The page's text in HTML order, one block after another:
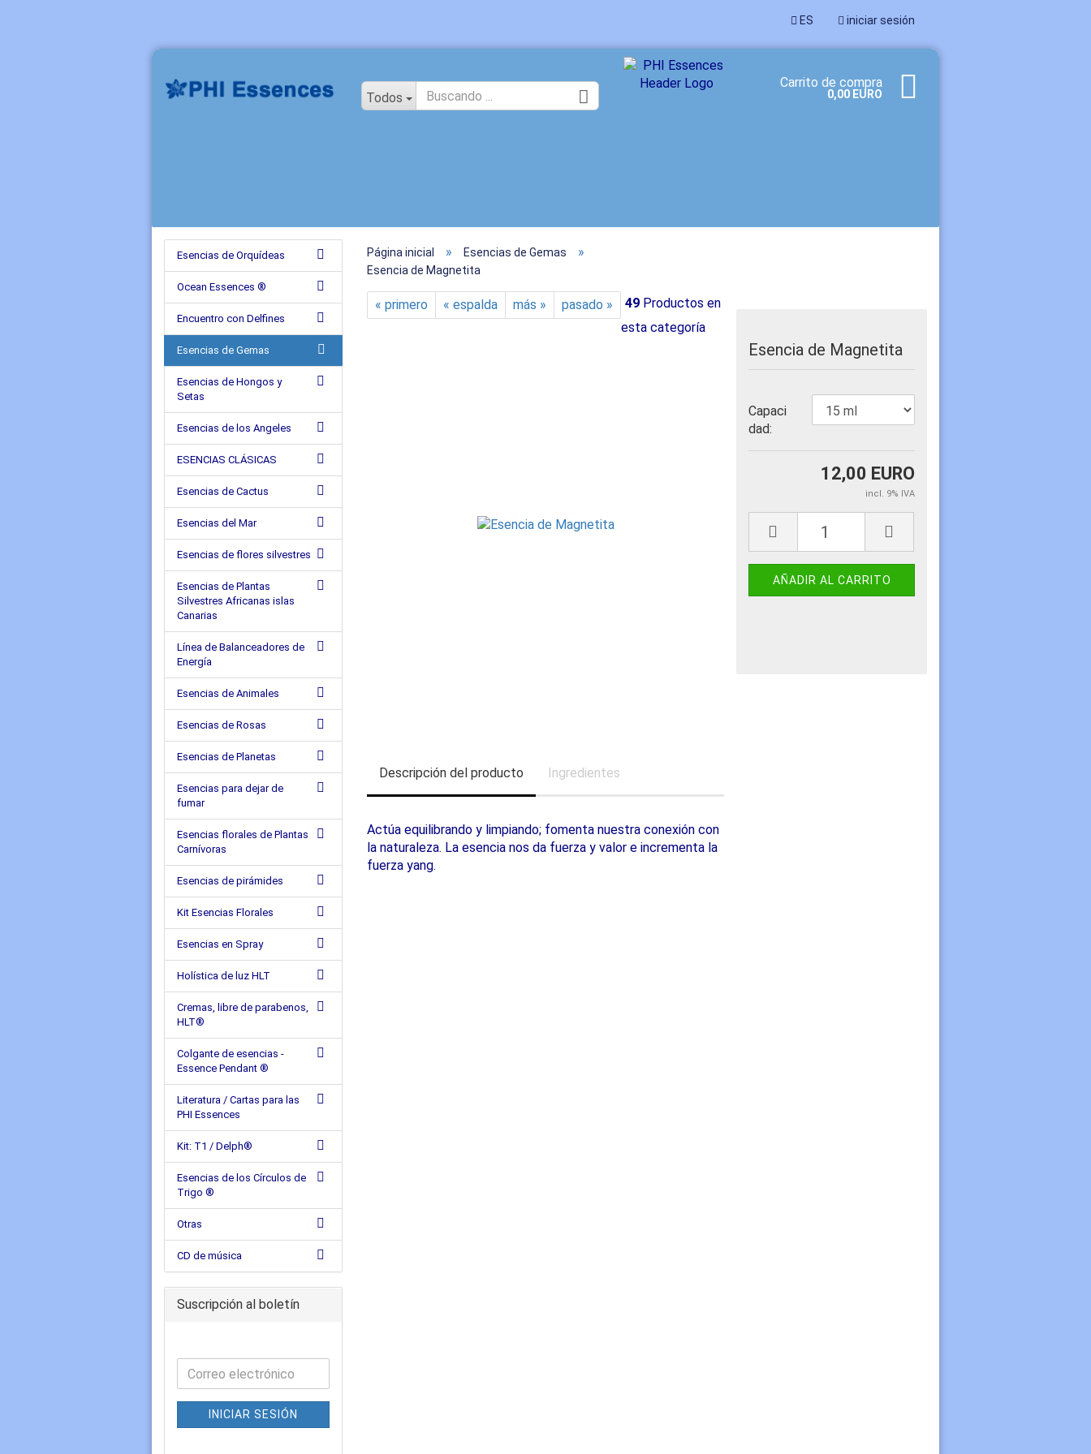
ES
idioma
iniciar sesión
Todos
Carrito de compra
0,00 EURO
Página inicial » Esencias de Gemas »
Esencia de Magnetita
« primero « espalda más » pasado » 49 Productos en
esta categoría
Esencia de Magnetita
Capaci
dad:
12,00 EURO
incl. 9% IVA
Descripción del producto Ingredientes
Actúa equilibrando y limpiando; fomenta nuestra conexión con
la naturaleza. La esencia nos da fuerza y valor e incrementa la
fuerza yang.
Esencias de Orquídeas
Ocean Essences ®
Encuentro con Delfines
Esencias de Gemas
Esencias de Hongos y
Setas
Esencias de los Angeles
ESENCIAS CLÁSICAS
Esencias de Cactus
Esencias del Mar
Esencias de flores silvestres
Esencias de Plantas
Silvestres Africanas islas
Canarias
Línea de Balanceadores de
Energía
Esencias de Animales
Esencias de Rosas
Esencias de Planetas
Esencias para dejar de
fumar
Esencias florales de Plantas
Carnívoras
Esencias de pirámides
Kit Esencias Florales
Esencias en Spray
Holística de luz HLT
Cremas, libre de parabenos,
HLT®
Colgante de esencias -
Essence Pendant ®
Literatura / Cartas para las
PHI Essences
Kit: T1 / Delph®
Esencias de los Círculos de
Trigo ®
Otras
CD de música
Suscripción al boletín
INICIAR SESIÓN